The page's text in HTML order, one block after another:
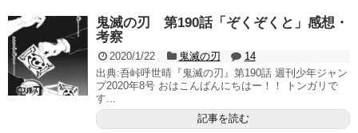
鬼滅の刃 第190話「ぞくぞくと」感想・
考察
2020/1/22 鬼滅の刃
14
出典:吾峠呼世晴『鬼滅の刃』第190話 週刊少年ジャン
プ2020年8号 おはこんばんにちはー！！ トンガリで
す...
記事を読む